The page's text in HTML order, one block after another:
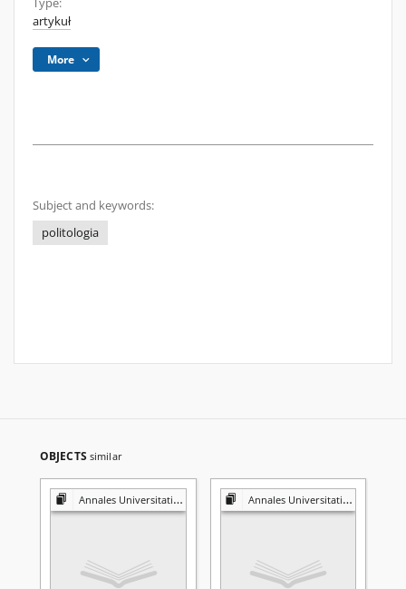
Type:
artykuł
More
Subject and keywords:
politologia
OBJECTS similar
Annales Universitatis Mariae Curie-Skłodowska. Sectio K, Politologia Annales Universitatis Mariae Curie-Skłodowska. Sectio K, Politologia